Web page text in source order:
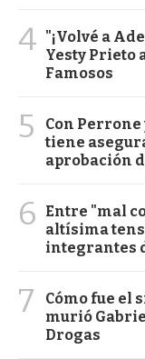
4 "¡Volvé a
Yesty Prieto
Famosos
5
Con
tiene
aprobación
6
Entre "mal
altísima
integrantes
7
Cómo fue el
murió
Drogas